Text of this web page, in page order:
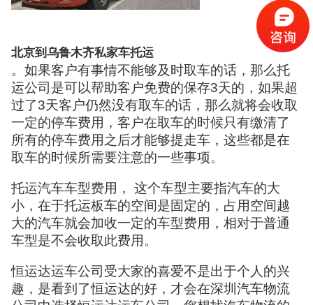
北京到乌鲁木齐私家车托运
。如果客户有事情不能够及时取车的话，那么托
运公司是可以帮助客户免费的保存3天的，如果超
过了3天客户仍然没有取车的话，那么就将会收取
一定的停车费用，客户在取车的时候只有缴清了
所有的停车费用之后才能够提走车，这些都是在
取车的时候所需要注意的一些事项。
托运汽车车型费用， 这个车型主要指汽车的大
小，在于托运板车的空间是固定的，占用空间越
大的汽车就会加收一定的车型费用，相对于普通
车型是不会收取此费用。
恒运达运车公司受大家的喜爱不是出于个人的兴
趣，是看到了恒运达的好，才会在深圳汽车物流